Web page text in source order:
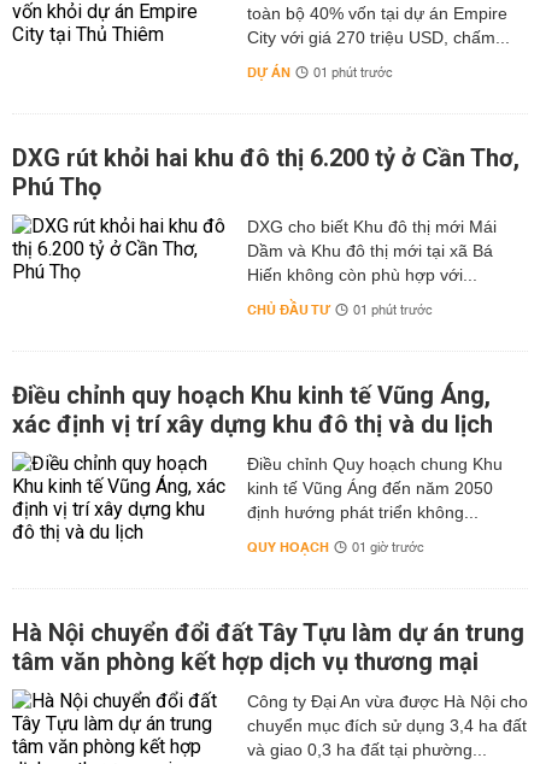
toàn bộ 40% vốn tại dự án Empire
City với giá 270 triệu USD, chấm...
DỰ ÁN 01 phút trước
DXG rút khỏi hai khu đô thị 6.200 tỷ ở Cần Thơ,
Phú Thọ
DXG cho biết Khu đô thị mới Mái
Dầm và Khu đô thị mới tại xã Bá
Hiến không còn phù hợp với...
CHỦ ĐẦU TƯ 01 phút trước
Điều chỉnh quy hoạch Khu kinh tế Vũng Áng,
xác định vị trí xây dựng khu đô thị và du lịch
Điều chỉnh Quy hoạch chung Khu
kinh tế Vũng Áng đến năm 2050
định hướng phát triển không...
QUY HOẠCH 01 giờ trước
Hà Nội chuyển đổi đất Tây Tựu làm dự án trung
tâm văn phòng kết hợp dịch vụ thương mại
Công ty Đại An vừa được Hà Nội cho
chuyển mục đích sử dụng 3,4 ha đất
và giao 0,3 ha đất tại phường...